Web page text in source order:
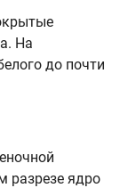
На
до почти
разрезе ядро